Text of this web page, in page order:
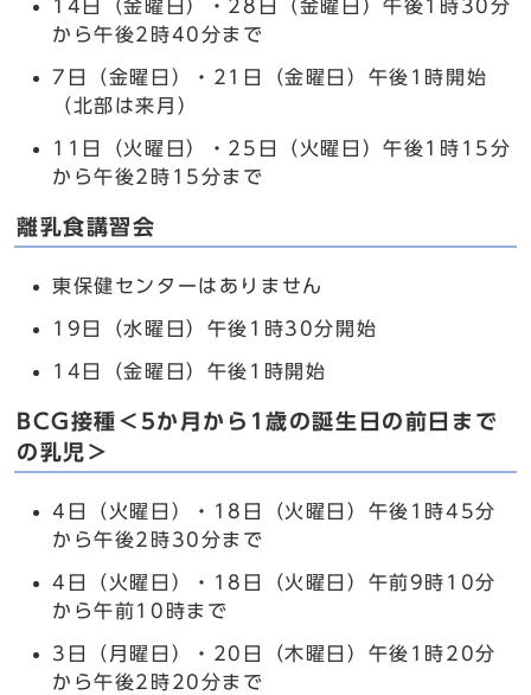
14日（金曜日）・28日（金曜日）午後1時30分
から午後2時40分まで
7日（金曜日）・21日（金曜日）午後1時開始
（北部は来月）
11日（火曜日）・25日（火曜日）午後1時15分
から午後2時15分まで
離乳食講習会
東保健センターはありません
19日（水曜日）午後1時30分開始
14日（金曜日）午後1時開始
BCG接種＜5か月から1歳の誕生日の前日まで
の乳児＞
4日（火曜日）・18日（火曜日）午後1時45分
から午後2時30分まで
4日（火曜日）・18日（火曜日）午前9時10分
から午前10時まで
3日（月曜日）・20日（木曜日）午後1時20分
から午後2時20分まで